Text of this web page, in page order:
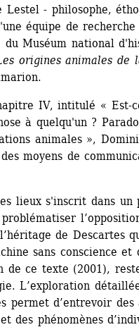
Lestel - philosophe,
équipe de
du Muséum national
origines animales de
IV, intitulé « Est-
à quelqu'un ?
animales »,
moyens de
lieux s'inscrit dans un
de Descartes
sans conscience
de ce texte (2001),
L’exploration
permet d’entrevoir des
des phénomènes